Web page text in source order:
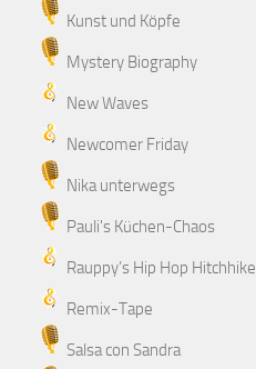
Kunst und Köpfe
Mystery Biography
New Waves
Newcomer Friday
Nika unterwegs
Pauli's Küchen-Chaos
Rauppy’s Hip Hop Hitchhike
Remix-Tape
Salsa con Sandra